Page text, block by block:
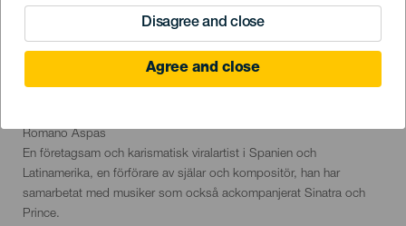
Disagree and close
Agree and close
30 December 2023
San Cristóbal de La Laguna
evento
Romano Aspas
En företagsam och karismatisk viralartist i Spanien och
Latinamerika, en förförare av själar och kompositör, han har
samarbetat med musiker som också ackompanjerat Sinatra och
Prince.